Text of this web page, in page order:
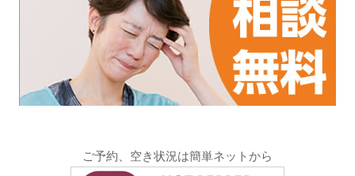
ご予約、空き状況は簡単ネットから